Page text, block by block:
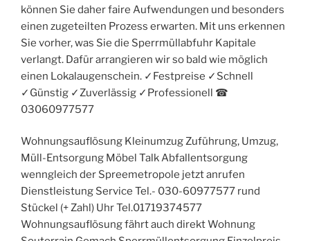
können Sie daher faire Aufwendungen und besonders
einen zugeteilten Prozess erwarten. Mit uns erkennen
Sie vorher, was Sie die Sperrmüllabfuhr Kapitale
verlangt. Dafür arrangieren wir so bald wie möglich
einen Lokalaugenschein. ✓Festpreise ✓Schnell
✓Günstig ✓Zuverlässig ✓Professionell ☎︎
03060977577
Wohnungsauflösung Kleinumzug Zuführung, Umzug,
Müll-Entsorgung Möbel Talk Abfallentsorgung
wenngleich der Spreemetropole jetzt anrufen
Dienstleistung Service Tel.- 030-60977577 rund
Stückel (+ Zahl) Uhr Tel.01719374577
Wohnungsauflösung fährt auch direkt Wohnung